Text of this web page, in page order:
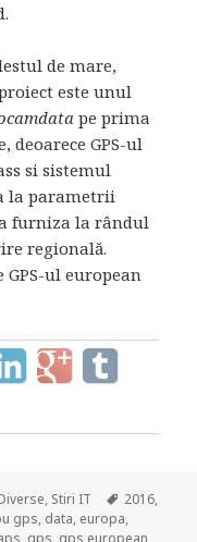
de mare,
este unul
pe prima
deoarece GPS-ul
si sistemul
la parametrii
furniza la rândul
regională.
ul european
, Stiri IT Tags
2016,
gps, data, europa,